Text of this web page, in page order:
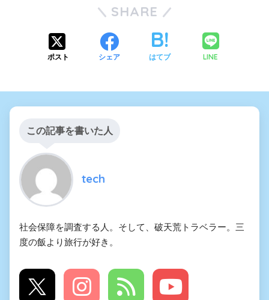
SHARE
ポスト シェア はてブ LINE
この記事を書いた人
tech
社会保障を調査する人。そして、破天荒トラベラー。三
度の飯より旅行が好き。